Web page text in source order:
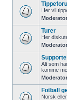
Her vil
Turer
Her
Alt som
komme
Fotball
Norsk